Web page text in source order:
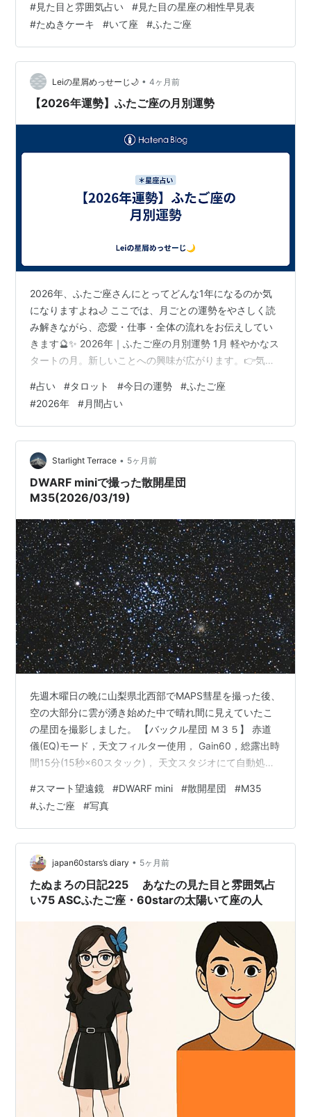
部分は毎回同じことを書きますから、飛ばして読んでい
いですよ！） 人の見た目と雰囲気については、 その
60％前後は生まれたときに東の地平線に昇ってくる星座
（アセンダント＝ASC）、 20～30％程度は60スター西
洋占星術の誕生日の太陽☉がある星座 の影響を受けま
す。 …
#見た目と雰囲気占い #見た目の星座の相性早見表
#たぬきケーキ #いて座 #ふたご座
Leiの星屑めっせーじ🌙 • 4ヶ月前
【2026年運勢】ふたご座の月別運勢
2026年、ふたご座さんにとってどんな1年になるのか気
になりますよね🌙 ここでは、月ごとの運勢をやさしく読
み解きながら、恋愛・仕事・全体の流れをお伝えしてい
きます🔮✨ 2026年｜ふたご座の月別運勢 1月 軽やかなス
タートの月。新しいことへの興味が広がります。👉気に
を引き寄せる時期。会話がチャンスに。👉コミュニケー
ションを大切に😊 3月 少し迷いが出やすい時期。無理に
決断しなくてOK。👉流れに任せることも大切🌙 4月 運
気が上向きに。新しい展開が期待できるタイミング。👉
行動がチャンスを引き寄せます✨ 5月 魅力が高まり、恋
愛運も上昇。出会い…
#占い #タロット #今日の運勢 #ふたご座
#2026年 #月間占い
Starlight Terrace • 5ヶ月前
DWARF miniで撮った散開星団
M35(2026/03/19)
先週木曜日の晩に山梨県北西部でMAPS彗星を撮った後、
空の大部分に雲が湧き始めた中で晴れ間に見えていたこ
の星団を撮影しました。 【バックル星団 Ｍ３５】 赤道
儀(EQ)モード，天文フィルター使用， Gain60，総露出時
間15分(15秒×60スタック)， 天文スタジオにて自動処
（ボートルスケール4.6） ふたご座にある割と明るい散
開星団です。視直径はWikipediaによると28′、天文年鑑
によると40′ということで、満月と同等かそれ以上の見掛
けサイズがあり、初心者でも双眼鏡や小型望遠鏡を使っ
て眼視で楽しめる冬の必見天体となってい…
#スマート望遠鏡 #DWARF mini #散開星団 #M35
#ふたご座 #写真
japan60stars’s diary • 5ヶ月前
たぬまろの日記225 あなたの見た目と雰囲気占
い75 ASCふたご座・60starの太陽いて座の人